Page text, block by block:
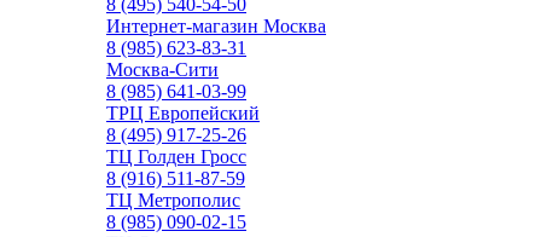
8 (495) 540-54-50
Интернет-магазин Москва
8 (985) 623-83-31
Москва-Сити
8 (985) 641-03-99
ТРЦ Европейский
8 (495) 917-25-26
ТЦ Голден Гросс
8 (916) 511-87-59
ТЦ Метрополис
8 (985) 090-02-15